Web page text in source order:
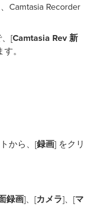
Camtasia Recorder
、[Camtasia Rev 新
。
から、[録画] をクリ
録画]、[カメラ]、[マ